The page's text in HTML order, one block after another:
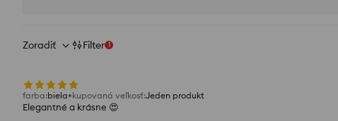
Zoradiť Filter 1
farba:biela kupovaná veľkosť:Jeden produkt
Elegantné a krásne 😍